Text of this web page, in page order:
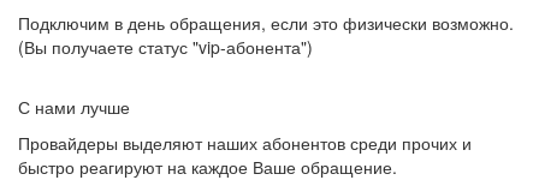
Подключим в день обращения, если это физически возможно.
(Вы получаете статус "vip-абонента")
С нами лучше
Провайдеры выделяют наших абонентов среди прочих и
быстро реагируют на каждое Ваше обращение.